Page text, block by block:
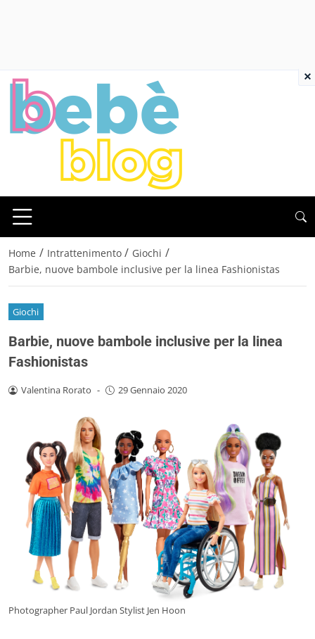
Home / Intrattenimento / Giochi /
Barbie, nuove bambole inclusive per la linea Fashionistas
Giochi
Barbie, nuove bambole inclusive per la linea
Fashionistas
Valentina Rorato - 29 Gennaio 2020
Photographer Paul Jordan Stylist Jen Hoon
×